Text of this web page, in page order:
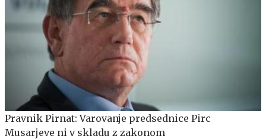
Pravnik Pirnat: Varovanje predsednice Pirc
Musarjeve ni v skladu z zakonom